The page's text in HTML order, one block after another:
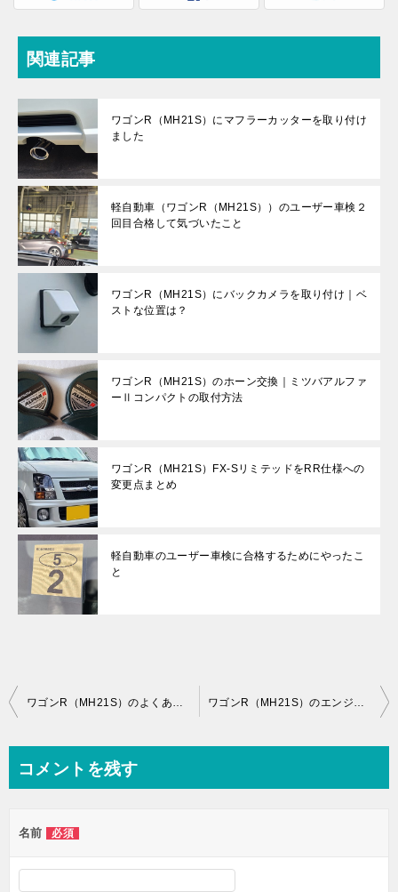
関連記事
ワゴンR（MH21S）にマフラーカッターを取り付け
ました
軽自動車（ワゴンR（MH21S））のユーザー車検２
回目合格して気づいたこと
ワゴンR（MH21S）にバックカメラを取り付け｜ベ
ストな位置は？
ワゴンR（MH21S）のホーン交換｜ミツバアルファ
ーⅡコンパクトの取付方法
ワゴンR（MH21S）FX-SリミテッドをRR仕様への
変更点まとめ
軽自動車のユーザー車検に合格するためにやったこ
と
投
ビ
ー
シ
ワゴンR（MH21S）のよくある故障・不具合の一覧まとめ ワゴンR（MH21S）のエンジンオイル＆オイルフィルターの交換方法
コメントを残す
名前 必須